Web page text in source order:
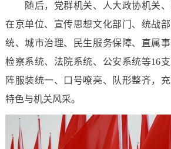
随后，党群机关、人大政协机关、
在京单位、宣传思想文化部门、统战
统、城市治理、民生服务保障、直属事
检察系统、法院系统、公安系统等16
阵服装统一、口号嘹亮、队形整齐，
特色与机关风采。